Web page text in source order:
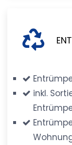
inkl.